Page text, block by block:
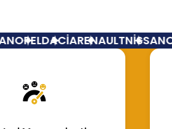
OPELDACİARENAULTNİSSAN